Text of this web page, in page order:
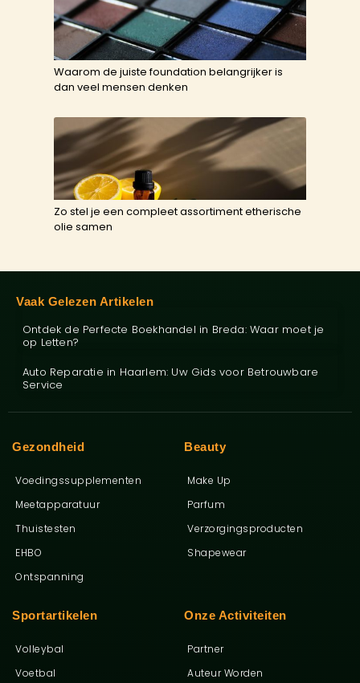
Waarom de juiste foundation belangrijker is
dan veel mensen denken
Zo stel je een compleet assortiment etherische
olie samen
Onze Activiteiten
Partner
Auteur Worden
Sportartikelen
Volleybal
Voetbal
Beauty
Make Up
Parfum
Verzorgingsproducten
Shapewear
Gezondheid
Voedingssupplementen
Meetapparatuur
Thuistesten
EHBO
Ontspanning
Vaak Gelezen Artikelen
Ontdek de Perfecte Boekhandel in Breda: Waar moet je
op Letten?
Auto Reparatie in Haarlem: Uw Gids voor Betrouwbare
Service